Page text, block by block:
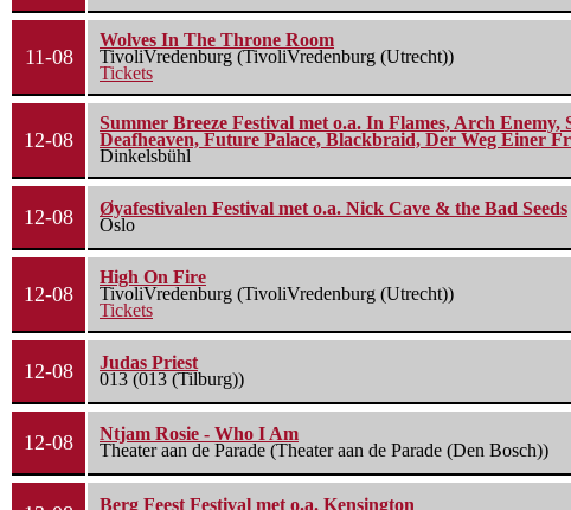
11-08
Wolves In The Throne Room
TivoliVredenburg (TivoliVredenburg (Utrecht))
Tickets
12-08
Summer Breeze Festival met o.a. In Flames, Arch
Deafheaven, Future Palace, Blackbraid, Der Weg Einer
Dinkelsbühl
12-08
Øyafestivalen Festival met o.a. Nick Cave & the Bad Seeds
Oslo
12-08
High On Fire
TivoliVredenburg (TivoliVredenburg (Utrecht))
Tickets
12-08
Judas Priest
013 (013 (Tilburg))
12-08
Ntjam Rosie - Who I Am
Theater aan de Parade (Theater aan de Parade (Den Bosch))
Berg Feest Festival met o.a. Kensington